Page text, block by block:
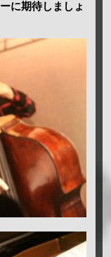
に期待しましょ